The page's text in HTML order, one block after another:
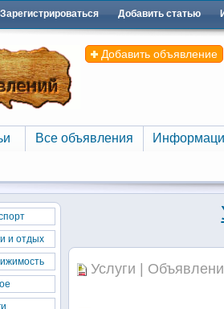
Зарегистрироваться Добавить статью
Добавить объявление
Все объявления
Все объявления
Услуги |
и отдых